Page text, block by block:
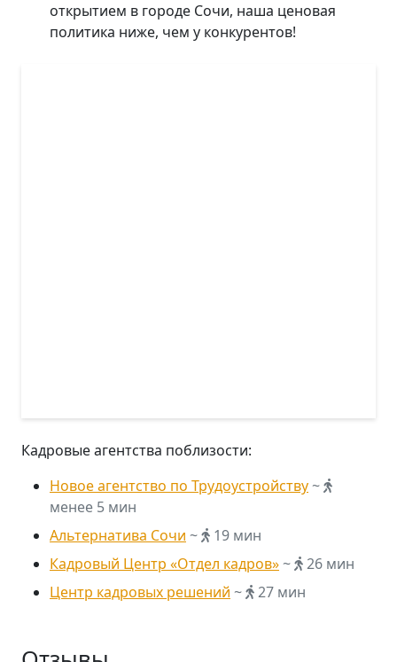
открытием в городе Сочи, наша ценовая
политика ниже, чем у конкурентов!
Кадровые агентства поблизости:
Новое агентство по Трудоустройству~
менее 5 мин
Альтернатива Сочи ~
19 мин
Кадровый Центр «Отдел кадров»~
26 мин
Центр кадровых решений ~ 27 мин